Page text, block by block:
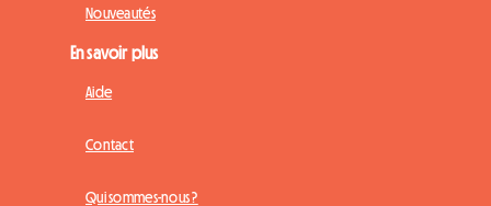
Nouveautés
En savoir plus
Aide
Contact
Qui sommes-nous ?